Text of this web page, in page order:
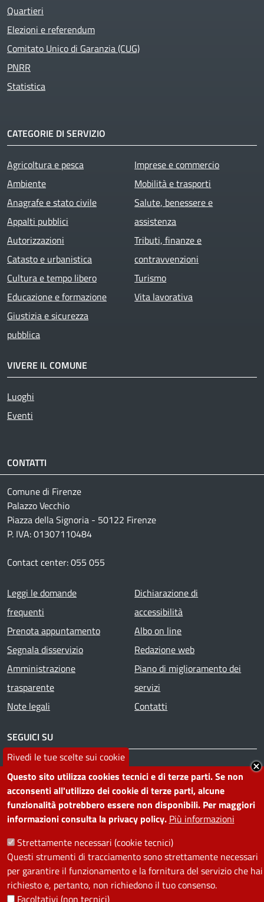
Rivedi le tue scelte sui cookie
Questo sito utilizza cookies tecnici e di terze parti. Se non
acconsenti all'utilizzo dei cookie di terze parti, alcune
funzionalità potrebbero essere non disponibili. Per maggiori
informazioni consulta la privacy policy. Più informazioni
Strettamente necessari (cookie tecnici)
Questi strumenti di tracciamento sono strettamente necessari
per garantire il funzionamento e la fornitura del servizio che hai
richiesto e, pertanto, non richiedono il tuo consenso.
Facoltativi (non tecnici)
Quartieri
Elezioni e referendum
Comitato Unico di Garanzia (CUG)
PNRR
Statistica
CATEGORIE DI SERVIZIO
Agricoltura e pesca
Ambiente
Anagrafe e stato civile
Appalti pubblici
Autorizzazioni
Catasto e urbanistica
Cultura e tempo libero
Educazione e formazione
Giustizia e sicurezza
pubblica
Imprese e commercio
Mobilità e trasporti
Salute, benessere e
assistenza
Tributi, finanze e
contravvenzioni
Turismo
Vita lavorativa
VIVERE IL COMUNE
Luoghi
Eventi
CONTATTI
Comune di Firenze
Palazzo Vecchio
Piazza della Signoria - 50122 Firenze
P. IVA: 01307110484
Contact center: 055 055
Footer menu
Leggi le domande
frequenti
Prenota appuntamento
Segnala disservizio
Amministrazione
trasparente
Note legali
Dichiarazione di
accessibilità
Albo on line
Redazione web
Piano di miglioramento dei
servizi
Contatti
SEGUICI SU
FacebookInstagram
YouTube
Telegram
WhatsApp
TwitterLinkedin
PRIVACY
Useful links section
La Privacy nel Comune
PRIVACY